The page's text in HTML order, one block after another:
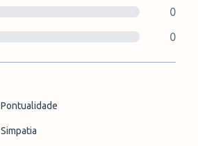
0
0
Pontualidade
Simpatia